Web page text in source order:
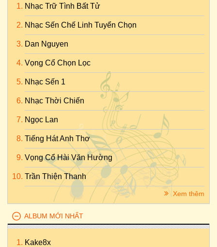
Nhạc Trữ Tình Bất Tử
Nhạc Sến Chế Linh Tuyển Chọn
Dan Nguyen
Vọng Cổ Chọn Lọc
Nhạc Sến 1
Nhạc Thời Chiến
Ngọc Lan
Tiếng Hát Anh Thơ
Vọng Cổ Hài Văn Hường
Trần Thiện Thanh
Xem thêm
ALBUM MỚI NHẤT
Kake8x